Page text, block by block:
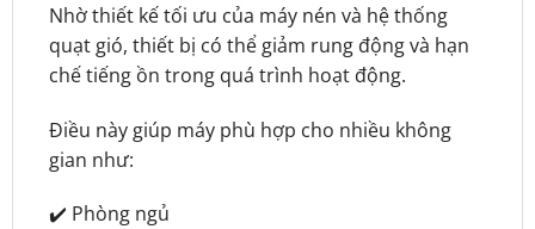
Nhờ thiết kế tối ưu của máy nén và hệ thống
quạt gió, thiết bị có thể giảm rung động và hạn
chế tiếng ồn trong quá trình hoạt động.
Điều này giúp máy phù hợp cho nhiều không
gian như:
✔️ Phòng ngủ